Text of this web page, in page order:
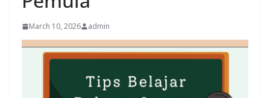
March 10, 2026 admin